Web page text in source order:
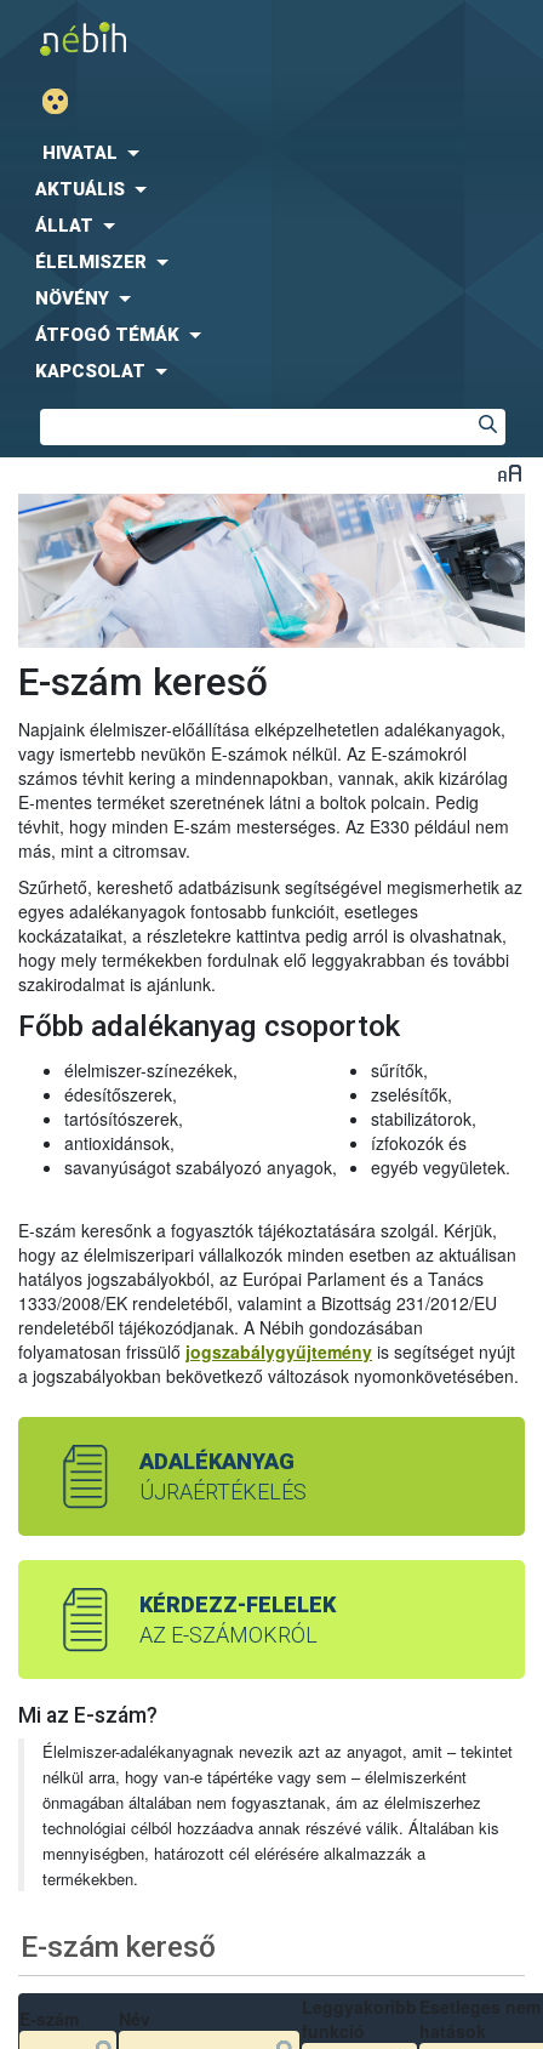
HIVATAL
AKTUÁLIS
ÁLLAT
ÉLELMISZER
NÖVÉNY
ÁTFOGÓ TÉMÁK
KAPCSOLAT
E-szám kereső
Napjaink élelmiszer-előállítása elképzelhetetlen adalékanyagok,
vagy ismertebb nevükön E-számok nélkül. Az E-számokról
számos tévhit kering a mindennapokban, vannak, akik kizárólag
E-mentes terméket szeretnének látni a boltok polcain. Pedig
tévhit, hogy minden E-szám mesterséges. Az E330 például nem
más, mint a citromsav.
Szűrhető, kereshető adatbázisunk segítségével megismerhetik az
egyes adalékanyagok fontosabb funkcióit, esetleges
kockázataikat, a részletekre kattintva pedig arról is olvashatnak,
hogy mely termékekben fordulnak elő leggyakrabban és további
szakirodalmat is ajánlunk.
Főbb adalékanyag csoportok
élelmiszer-színezékek,
édesítőszerek,
tartósítószerek,
antioxidánsok,
savanyúságot szabályozó anyagok,
sűrítők,
zselésítők,
stabilizátorok,
ízfokozók és
egyéb vegyületek.
E-szám keresőnk a fogyasztók tájékoztatására szolgál. Kérjük,
hogy az élelmiszeripari vállalkozók minden esetben az aktuálisan
hatályos jogszabályokból, az Európai Parlament és a Tanács
1333/2008/EK rendeletéből, valamint a Bizottság 231/2012/EU
rendeletéből tájékozódjanak. A Nébih gondozásában
folyamatosan frissülő jogszabálygyűjtemény is segítséget nyújt
a jogszabályokban bekövetkező változások nyomonkövetésében.
ADALÉKANYAG
ÚJRAÉRTÉKELÉS
KÉRDEZZ-FELELEK
AZ E-SZÁMOKRÓL
Mi az E-szám?
Élelmiszer-adalékanyagnak nevezik azt az anyagot, amit – tekintet
nélkül arra, hogy van-e tápértéke vagy sem – élelmiszerként
önmagában általában nem fogyasztanak, ám az élelmiszerhez
technológiai célból hozzáadva annak részévé válik. Általában kis
mennyiségben, határozott cél elérésére alkalmazzák a
termékekben.
E-szám kereső